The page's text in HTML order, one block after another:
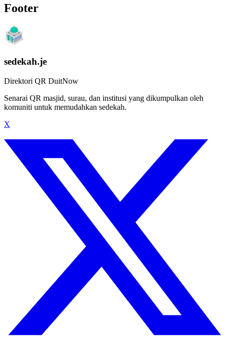
Footer
sedekah.je
Direktori QR DuitNow
Senarai QR masjid, surau, dan institusi yang dikumpulkan oleh
komuniti untuk memudahkan sedekah.
X